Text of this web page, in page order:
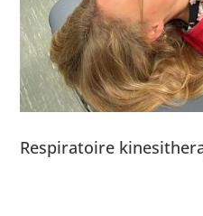
Respiratoire